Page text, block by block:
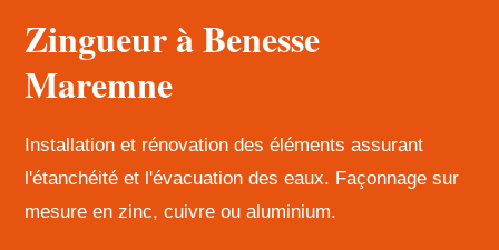
Zingueur à Benesse
Maremne
Installation et rénovation des éléments assurant
l'étanchéité et l'évacuation des eaux. Façonnage sur
mesure en zinc, cuivre ou aluminium.